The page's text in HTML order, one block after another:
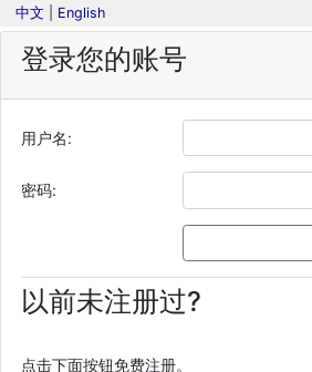
中文 English
登录您的账号
用户名:
密码:
以前未注册过?
点击下面按钮免费注册。